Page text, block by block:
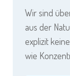
Wir sind
aus der
explizit
wie